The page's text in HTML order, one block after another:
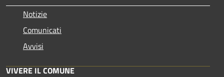
Notizie
Comunicati
Avvisi
VIVERE IL COMUNE